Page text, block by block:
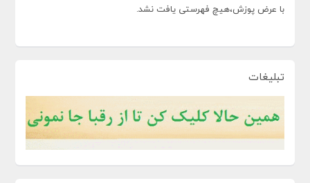
با عرض پوزش،هیچ فهرستی یافت نشد.
تبلیغات